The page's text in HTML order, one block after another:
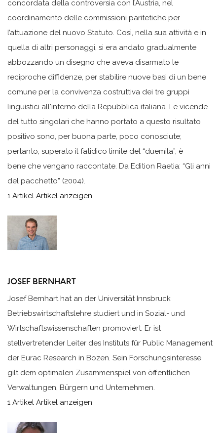
concordata della controversia con l’Austria, nel
coordinamento delle commissioni paritetiche per
l’attuazione del nuovo Statuto. Così, nella sua attività e in
quella di altri personaggi, si era andato gradualmente
abbozzando un disegno che aveva disarmato le
reciproche diffidenze, per stabilire nuove basi di un bene
comune per la convivenza costruttiva dei tre gruppi
linguistici all'interno della Repubblica italiana. Le vicende
del tutto singolari che hanno portato a questo risultato
positivo sono, per buona parte, poco conosciute;
pertanto, superato il fatidico limite del “duemila”, è
bene che vengano raccontate. Da Edition Raetia: “Gli anni
del pacchetto” (2004).
1 Artikel Artikel anzeigen
JOSEF BERNHART
Josef Bernhart hat an der Universität Innsbruck
Betriebswirtschaftslehre studiert und in Sozial- und
Wirtschaftswissenschaften promoviert. Er ist
stellvertretender Leiter des Instituts für Public Management
der Eurac Research in Bozen. Sein Forschungsinteresse
gilt dem optimalen Zusammenspiel von öffentlichen
Verwaltungen, Bürgern und Unternehmen.
1 Artikel Artikel anzeigen